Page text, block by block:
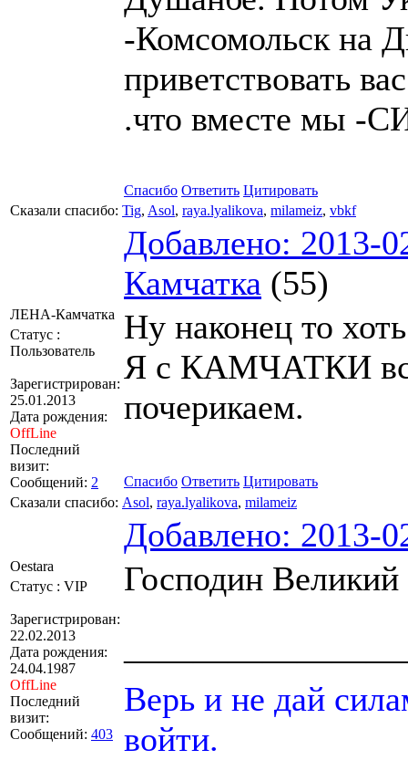
-Комсомольск на
приветствовать
.что вместе мы
Спасибо Ответить Цитировать
Сказали спасибо: Tig, Asol, raya.lyalikova, milameiz, vbkf
Добавлено: 2013-
Камчатка (55)
ЛЕНА-Камчатка
Статус :
Пользователь
Зарегистрирован:
25.01.2013
Дата рождения:
OffLine
Последний
визит:
Сообщений: 2
Ну наконец то
Я с КАМЧАТКИ
почерикаем.
Спасибо Ответить Цитировать
Сказали спасибо: Asol, raya.lyalikova, milameiz
Добавлено: 2013-
Oestara
Статус : VIP
Зарегистрирован:
22.02.2013
Дата рождения:
24.04.1987
OffLine
Последний
визит:
Сообщений: 403
Господин Великий
Верь и не дай
войти.